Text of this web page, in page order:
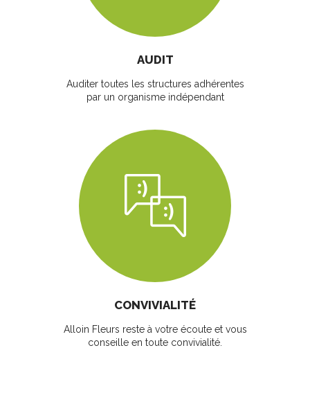
AUDIT
Auditer toutes les structures adhérentes
par un organisme indépendant
CONVIVIALITÉ
Alloin Fleurs reste à votre écoute et vous
conseille en toute convivialité.